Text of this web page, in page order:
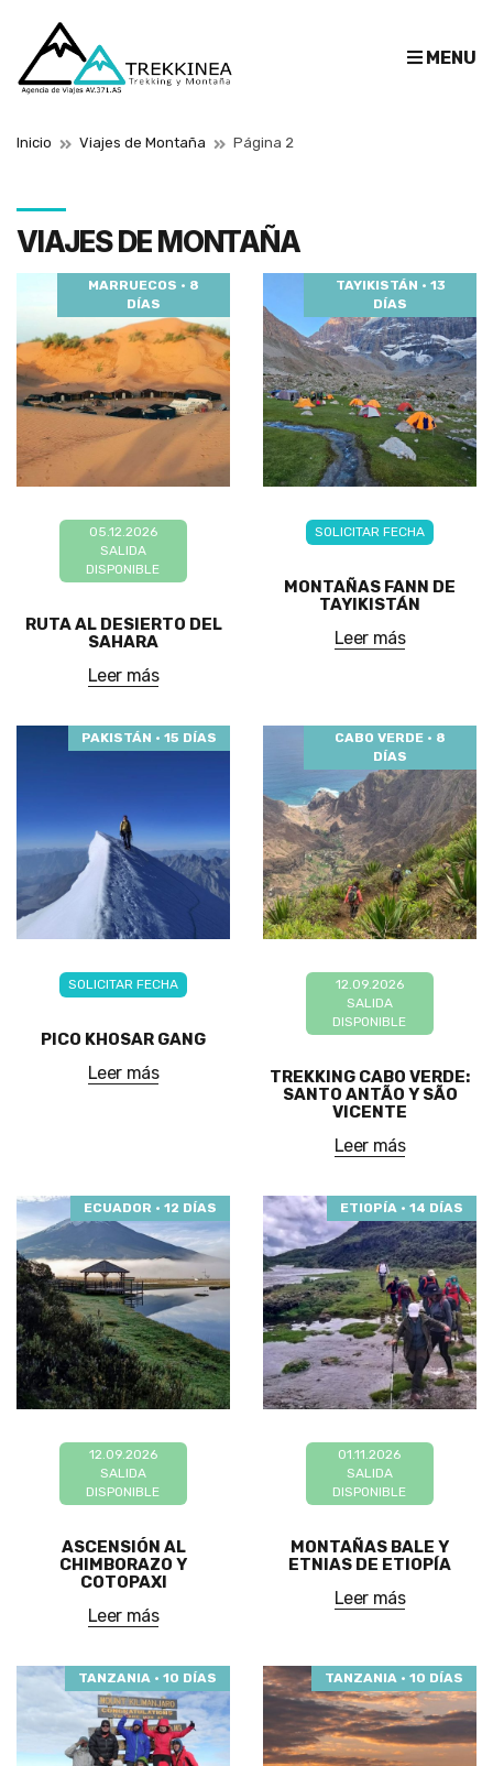
MENU
r
c
h
f
o
r
m
Inicio Viajes de Montaña Página 2
VIAJES DE MONTAÑA
MARRUECOS · 8
DÍAS
05.12.2026
SALIDA
DISPONIBLE
RUTA AL DESIERTO DEL
SAHARA
Leer más
TAYIKISTÁN · 13
DÍAS
SOLICITAR FECHA
MONTAÑAS FANN DE
TAYIKISTÁN
Leer más
PAKISTÁN · 15 DÍAS
SOLICITAR FECHA
PICO KHOSAR GANG
Leer más
CABO VERDE · 8
DÍAS
12.09.2026
SALIDA
DISPONIBLE
TREKKING CABO VERDE:
SANTO ANTÃO Y SÃO
VICENTE
Leer más
ECUADOR · 12 DÍAS
12.09.2026
SALIDA
DISPONIBLE
ASCENSIÓN AL
CHIMBORAZO Y
COTOPAXI
Leer más
ETIOPÍA · 14 DÍAS
01.11.2026
SALIDA
DISPONIBLE
MONTAÑAS BALE Y
ETNIAS DE ETIOPÍA
Leer más
TANZANIA · 10 DÍAS TANZANIA · 10 DÍAS